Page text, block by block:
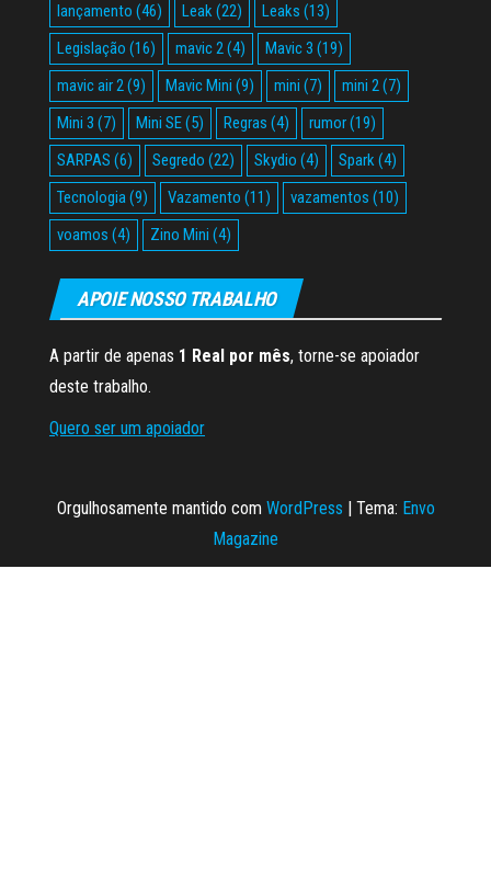
lançamento (46) Leak(22) Leaks (13)
Legislação (16) mavic 2(4) Mavic 3 (19)
mavic air 2(9) Mavic Mini (9) mini (7) mini 2(7)
Mini 3 (7) Mini SE(5) Regras (4) rumor(19)
SARPAS (6) Segredo (22) Skydio (4) Spark(4)
Tecnologia(9) Vazamento (11) vazamentos (10)
voamos (4) Zino Mini (4)
APOIE NOSSO TRABALHO
A partir de apenas 1 Real por mês, torne-se apoiador
deste trabalho.
Quero ser um apoiador
Orgulhosamente mantido com WordPress | Tema: Envo
Magazine